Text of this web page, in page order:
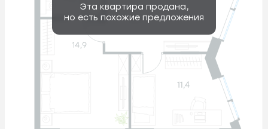
Эта квартира продана,
но есть похожие предложения